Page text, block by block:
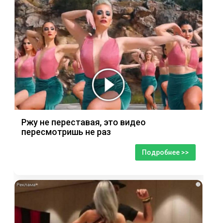
Ржу не переставая, это видео
пересмотришь не раз
Подробнее >>
i